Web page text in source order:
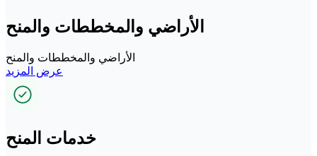
الأراضي والمخططات والمنح
الأراضي والمخططات والمنح
عرض المزيد
خدمات المنح